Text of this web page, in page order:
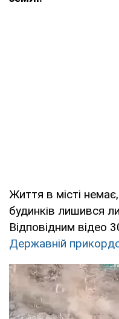
Життя в місті
будинків лишився
Відповідним відео
Державній